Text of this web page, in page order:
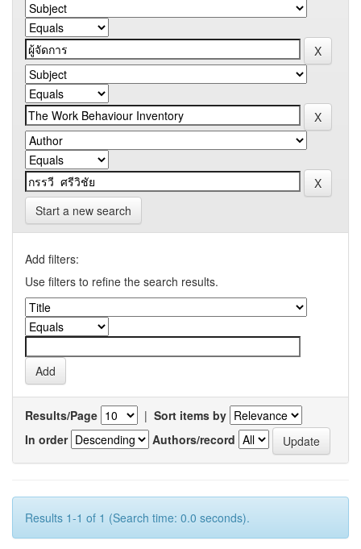
Start a new search
Add filters:
Use filters to refine the search results.
Results/Page | Sort items by
In order
Authors/record
Results 1-1 of 1 (Search time: 0.0 seconds).